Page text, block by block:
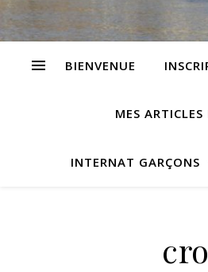
BIENVENUE
MES ARTICLES
INTERNAT GARÇONS